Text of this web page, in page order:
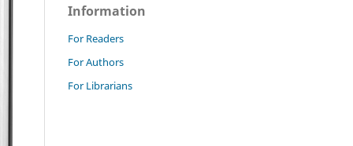
Information
For Readers
For Authors
For Librarians